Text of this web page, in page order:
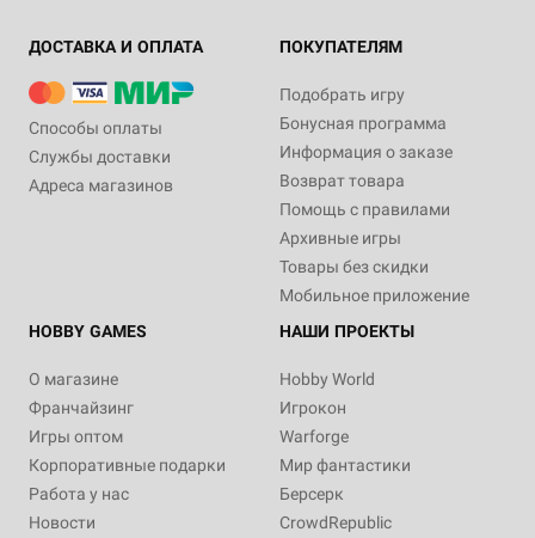
ДОСТАВКА И ОПЛАТА
Способы оплаты
Службы доставки
Адреса магазинов
ПОКУПАТЕЛЯМ
Подобрать игру
Бонусная программа
Информация о заказе
Возврат товара
Помощь с правилами
Архивные игры
Товары без скидки
Мобильное приложение
HOBBY GAMES
О магазине
Франчайзинг
Игры оптом
Корпоративные подарки
Работа у нас
Новости
НАШИ ПРОЕКТЫ
Hobby World
Игрокон
Warforge
Мир фантастики
Берсерк
CrowdRepublic